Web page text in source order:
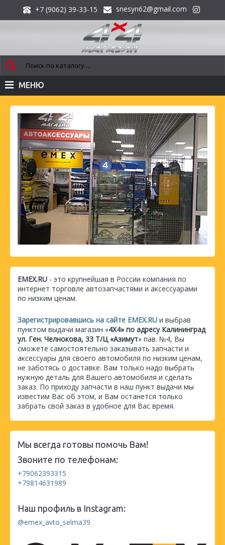
+7 (9062) 39-33-15 snesyn62@gmail.com
МЕНЮ
EMEX.RU - это крупнейшая в России компания по
интернет торговле автозапчастями и аксессуарами
по низким ценам.
Зарегистрировавшись на сайте EMEX.RU и выбрав
пунктом выдачи магазин «4Х4» по адресу Калининград
ул. Ген. Челнокова, 33 Т/Ц «Азимут» пав. №4, Вы
сможете самостоятельно заказывать запчасти и
аксессуары для своего автомобиля по низким ценам,
не заботясь о доставке. Вам только надо выбрать
нужную деталь для Вашего автомобиля и сделать
заказ. По приходу запчасти в наш пункт выдачи мы
известим Вас об этом, и Вам останется только
забрать свой заказ в удобное для Вас время.
Мы всегда готовы помочь Вам!
Звоните по телефонам:
+79062393315
+79814631989
Наш профиль в Instagram:
@emex_avto_selma39